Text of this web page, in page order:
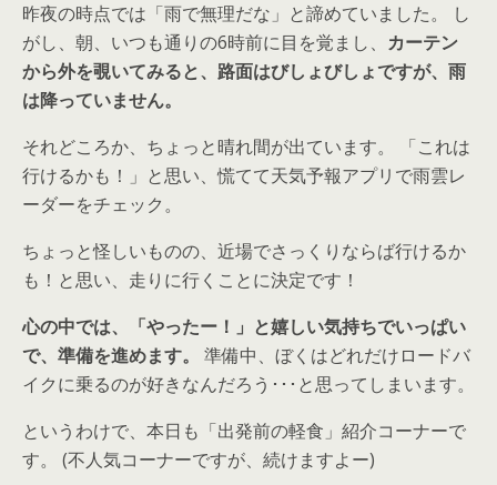
昨夜の時点では「雨で無理だな」と諦めていました。 し
がし、朝、いつも通りの6時前に目を覚まし、 カーテン
から外を覗いてみると、路面はびしょびしょですが、雨
は降っていません。
それどころか、ちょっと晴れ間が出ています。 「これは
行けるかも！」と思い、慌てて天気予報アプリで雨雲レ
ーダーをチェック。
ちょっと怪しいものの、近場でさっくりならば行けるか
も！と思い、走りに行くことに決定です！
心の中では、「やったー！」と嬉しい気持ちでいっぱい
で、準備を進めます。
準備中、ぼくはどれだけロードバ
イクに乗るのが好きなんだろう･･･と思ってしまいます。
というわけで、本日も「出発前の軽食」紹介コーナーで
す。 (不人気コーナーですが、続けますよー)